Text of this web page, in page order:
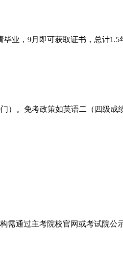
业，9月即可获取证书，总计1.5
。免考政策如英语二（四级成
通过主考院校官网或考试院公